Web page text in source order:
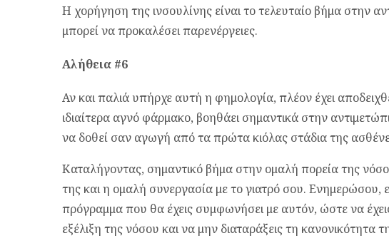
Η χορήγηση της ινσουλίνης είναι το τελευταίο βήμα στην
μπορεί να προκαλέσει παρενέργειες.
Αλήθεια #6
Αν και παλιά υπήρχε αυτή η φημολογία, πλέον έχει
ιδιαίτερα αγνό φάρμακο, βοηθάει σημαντικά στην
να δοθεί σαν αγωγή από τα πρώτα κιόλας στάδια της
Καταλήγοντας, σημαντικό βήμα στην ομαλή πορεία της
της και η ομαλή συνεργασία με το γιατρό σου. Ενημερώσου,
πρόγραμμα που θα έχεις συμφωνήσει με αυτόν, ώστε να
εξέλιξη της νόσου και να μην διαταράξεις τη κανονικότητα